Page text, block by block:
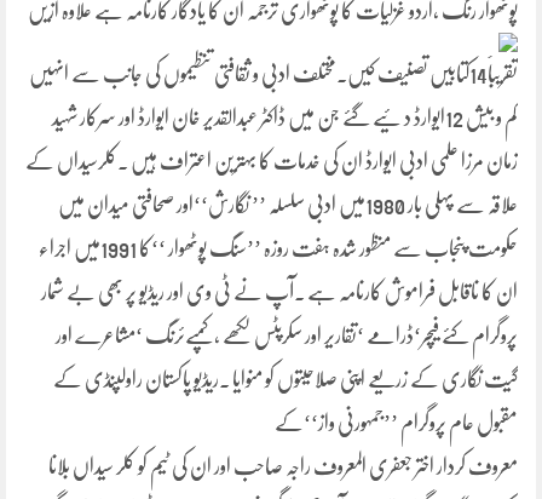
پوٹھوار رنگ ،اردو غزلیات کا پوٹھواری ترجمہ ان کا یادگار کارنامہ ہے علاوہ ازیں
تقریباََ14کتابیں تصنیف کیں۔مختلف ادبی و ثقافتی تنظیموں کی جانب سے انہیں
کم و بیش 12ایوارڈ د ئیے گئے جن میں ڈاکٹر عبدالقدیر خان ایوارڈ اور سرکار شہید
زمان مرزا علمی ادبی ایوارڈ ان کی خدمات کا بہترین اعتراف ہیں ۔کلرسیداں کے
علاقہ سے پہلی بار 1980میں ادبی سلسلہ ’’ نگارش‘‘اور صحافتی میدان میں
حکومت پنجاب سے منظور شدہ ہفت روزہ ’’سنگ پوٹھوار ‘‘کا 1991میں اجراء
ان کا ناقابل فراموش کارنامہ ہے ۔آپ نے ٹی وی اور ریڈیو پر بھی بے شمار
پروگرام کئے فیچر‘ڈرامے ‘تقاریر اور سکرپٹس لکھے ،کمپےئرنگ ‘مشاعرے اور
گیت نگاری کے زریعے اپنی صلاحیتوں کو منوایا ۔ریڈیو پاکستان راولپنڈی کے
مقبول عام پروگرام ’’جمہورنی واز‘‘کے
معروف کردار اختر جعفری المعروف راجہ صاحب اور ان کی ٹیم کو کلر سیداں بلانا